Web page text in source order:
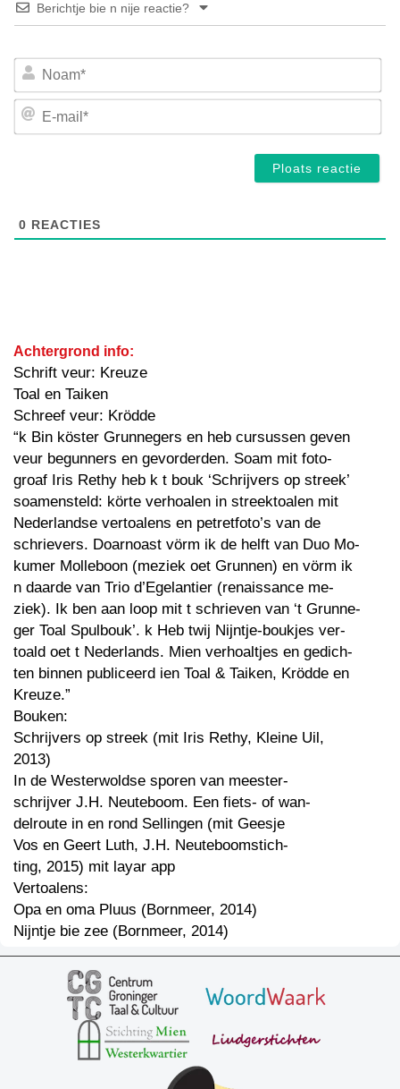
Berichtje bie n nije reactie?
E-
0 REACTIES
Achtergrond info:
Schrift veur: Kreuze
Toal en Taiken
Schreef veur: Krödde
“k Bin köster Grunnegers en heb cursussen geven
veur begunners en gevorderden. Soam mit foto-
groaf Iris Rethy heb k t bouk ‘Schrijvers op streek’
soamensteld: körte verhoalen in streektoalen mit
Nederlandse vertoalens en petretfoto’s van de
schrievers. Doarnoast vörm ik de helft van Duo Mo-
kumer Molleboon (meziek oet Grunnen) en vörm ik
n daarde van Trio d’Egelantier (renaissance me-
ziek). Ik ben aan loop mit t schrieven van ‘t Grunne-
ger Toal Spulbouk’. k Heb twij Nijntje-boukjes ver-
toald oet t Nederlands. Mien verhoaltjes en gedich-
ten binnen publiceerd ien Toal & Taiken, Krödde en
Kreuze.”
Bouken:
Schrijvers op streek (mit Iris Rethy, Kleine Uil,
2013)
In de Westerwoldse sporen van meester-
schrijver J.H. Neuteboom. Een fiets- of wan-
delroute in en rond Sellingen (mit Geesje
Vos en Geert Luth, J.H. Neuteboomstich-
ting, 2015) mit layar app
Vertoalens:
Opa en oma Pluus (Bornmeer, 2014)
Nijntje bie zee (Bornmeer, 2014)